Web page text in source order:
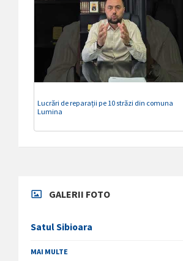
Lucrări de reparații pe 10 străzi din comuna
Lumina
GALERII FOTO
Satul Sibioara
MAI MULTE